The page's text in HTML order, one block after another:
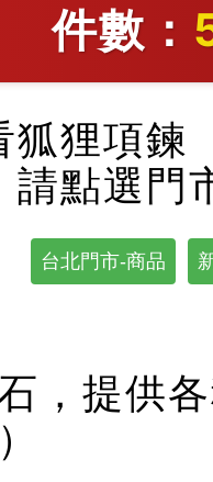
件數：
狐狸項鍊
請點選門
台北門市-商品
，提供